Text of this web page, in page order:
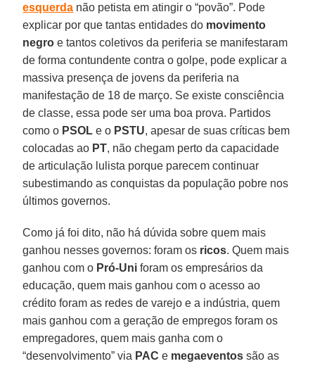
esquerda não petista em atingir o “povão”. Pode
explicar por que tantas entidades do movimento
negro e tantos coletivos da periferia se manifestaram
de forma contundente contra o golpe, pode explicar a
massiva presença de jovens da periferia na
manifestação de 18 de março. Se existe consciência
de classe, essa pode ser uma boa prova. Partidos
como o PSOL e o PSTU, apesar de suas críticas bem
colocadas ao PT, não chegam perto da capacidade
de articulação lulista porque parecem continuar
subestimando as conquistas da população pobre nos
últimos governos.
Como já foi dito, não há dúvida sobre quem mais
ganhou nesses governos: foram os ricos. Quem mais
ganhou com o Pró-Uni foram os empresários da
educação, quem mais ganhou com o acesso ao
crédito foram as redes de varejo e a indústria, quem
mais ganhou com a geração de empregos foram os
empregadores, quem mais ganha com o
“desenvolvimento” via PAC e megaeventos são as